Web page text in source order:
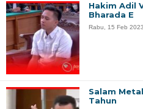
Hakim Adil
Bharada E
Rabu, 15 Feb
Salam
Tahun